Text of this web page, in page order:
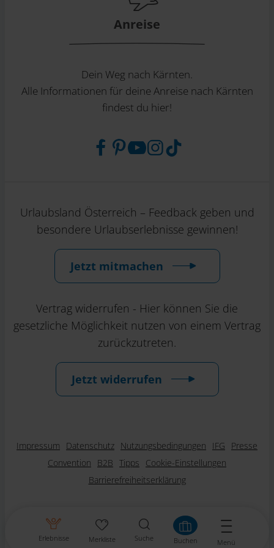
Erlebnisse Merkliste Suche Buchen Menü
Anreise
Dein Weg nach Kärnten.
Alle Informationen für deine Anreise nach Kärnten
findest du hier!
Urlaubsland Österreich – Feedback geben und
besondere Urlaubserlebnisse gewinnen!
Jetzt mitmachen
Vertrag widerrufen - Hier können Sie die
gesetzliche Möglichkeit nutzen von einem Vertrag
zurückzutreten.
Jetzt widerrufen
Impressum Datenschutz Nutzungsbedingungen IFG
Presse
Convention
B2B Tipps
Cookie-Einstellungen
Barrierefreiheitserklärung